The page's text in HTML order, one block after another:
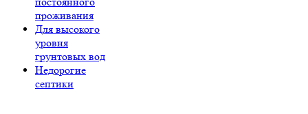
проживания
Для высокого
уровня
грунтовых вод
Недорогие
септики